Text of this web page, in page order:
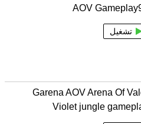
AOV
تشغيل
Garena AOV Arena Of
Violet jungle